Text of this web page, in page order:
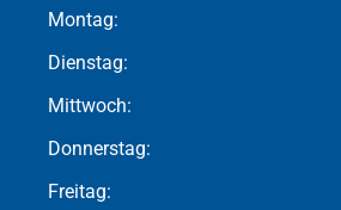
Montag:
Dienstag:
Mittwoch:
Donnerstag:
Freitag: